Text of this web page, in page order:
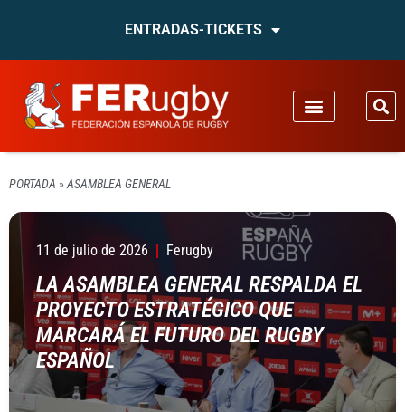
ENTRADAS-TICKETS
PORTADA » ASAMBLEA GENERAL
11 de julio de 2026 Ferugby
LA ASAMBLEA GENERAL RESPALDA EL
PROYECTO ESTRATÉGICO QUE
MARCARÁ EL FUTURO DEL RUGBY
ESPAÑOL